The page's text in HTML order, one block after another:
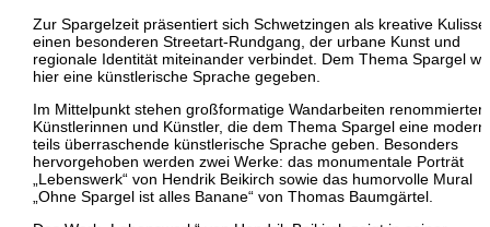
Zur Spargelzeit präsentiert sich Schwetzingen als kreative
einen besonderen Streetart-Rundgang, der urbane Kunst und
regionale Identität miteinander verbindet. Dem Thema Spargel
hier eine künstlerische Sprache gegeben.
Im Mittelpunkt stehen großformatige Wandarbeiten renommierter
Künstlerinnen und Künstler, die dem Thema Spargel eine
teils überraschende künstlerische Sprache geben. Besonders
hervorgehoben werden zwei Werke: das monumentale Porträt
„Lebenswerk“ von Hendrik Beikirch sowie das humorvolle Mural
„Ohne Spargel ist alles Banane“ von Thomas Baumgärtel.